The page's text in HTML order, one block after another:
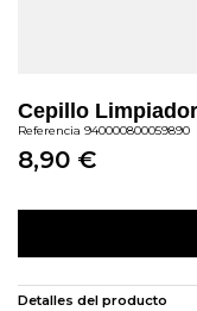
Cepillo
Referencia 940000800059890
8,90 €
Detalles del producto